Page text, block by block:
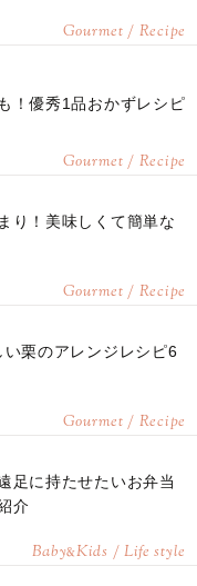
Gourmet / Recipe
！優秀1品おかずレシピ
Gourmet / Recipe
り！美味しくて簡単な
Gourmet / Recipe
栗のアレンジレシピ6
Gourmet / Recipe
足に持たせたいお弁当
介
Baby&Kids / Life style